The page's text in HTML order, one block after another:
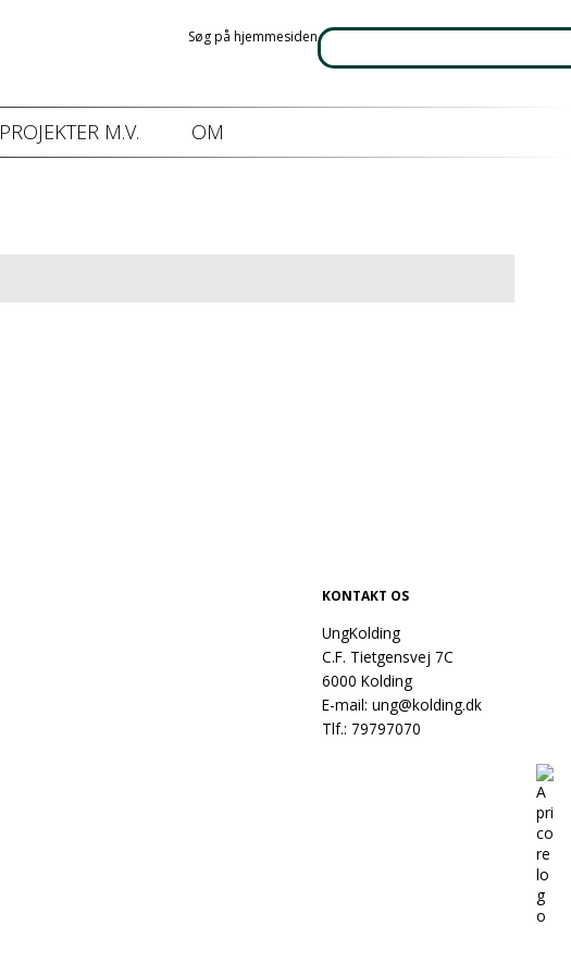
Søg på hjemmesiden
PROJEKTER M.V. OM
KONTAKT OS
UngKolding
C.F. Tietgensvej 7C
6000 Kolding
E-mail: ung@kolding.dk
Tlf.: 79797070